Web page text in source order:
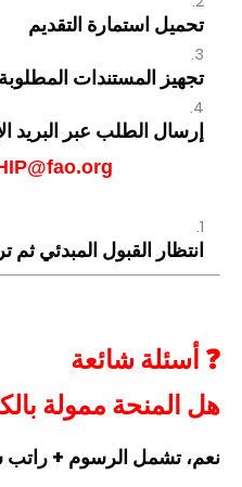
تحميل استمارة التقديم
تجهيز المستندات المطلوبة
إرسال الطلب عبر البريد
انتظار القبول المبدئي
❓ أسئلة شائعة
هل المنحة ممولة
نعم، تشمل الرسوم +